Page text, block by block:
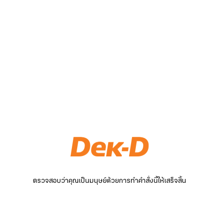
ตรวจสอบว่าคุณเป็นมนุษย์ด้วยการทำคำสั่งนี้ให้เสร็จสิ้น